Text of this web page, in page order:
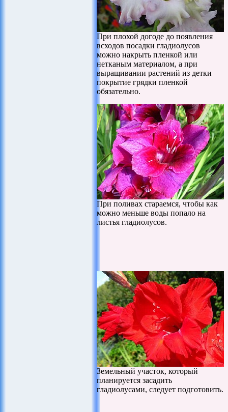
При плохой догоде до появления
всходов посадки гладиолусов
можно накрыть пленкой или
нетканым материалом, а при
выращивании растений из детки
покрытие грядки пленкой
обязательно.
При поливах стараемся, чтобы как
можно меньше воды попало на
листья гладиолусов.
Земельный участок, который
планируется засадить
гладиолусами, следует подготовить.